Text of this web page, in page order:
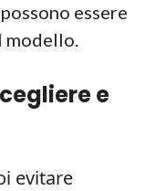
essere
modello.
e
evitare